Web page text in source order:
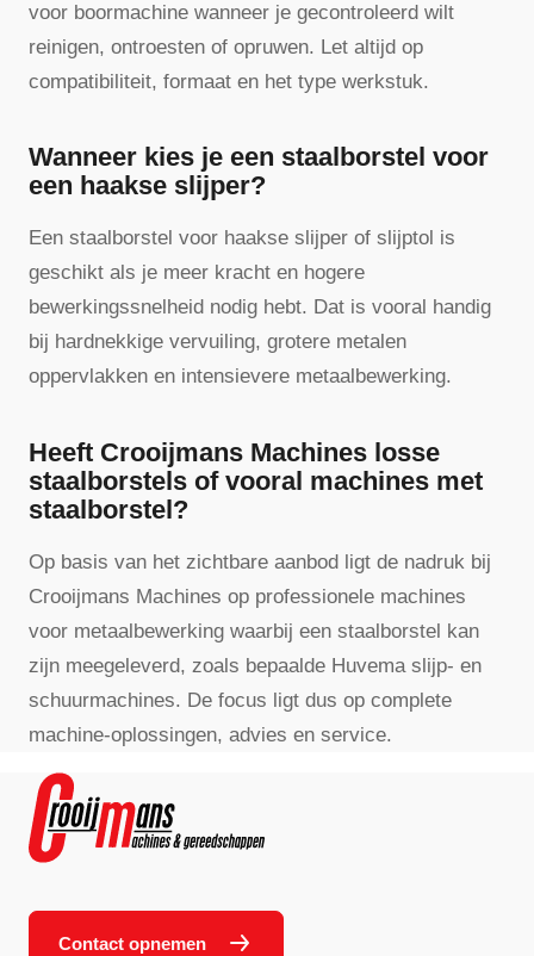
voor boormachine wanneer je gecontroleerd wilt
reinigen, ontroesten of opruwen. Let altijd op
compatibiliteit, formaat en het type werkstuk.
Wanneer kies je een staalborstel voor
een haakse slijper?
Een staalborstel voor haakse slijper of slijptol is
geschikt als je meer kracht en hogere
bewerkingssnelheid nodig hebt. Dat is vooral handig
bij hardnekkige vervuiling, grotere metalen
oppervlakken en intensievere metaalbewerking.
Heeft Crooijmans Machines losse
staalborstels of vooral machines met
staalborstel?
Op basis van het zichtbare aanbod ligt de nadruk bij
Crooijmans Machines op professionele machines
voor metaalbewerking waarbij een staalborstel kan
zijn meegeleverd, zoals bepaalde Huvema slijp- en
schuurmachines. De focus ligt dus op complete
machine-oplossingen, advies en service.
Contact opnemen